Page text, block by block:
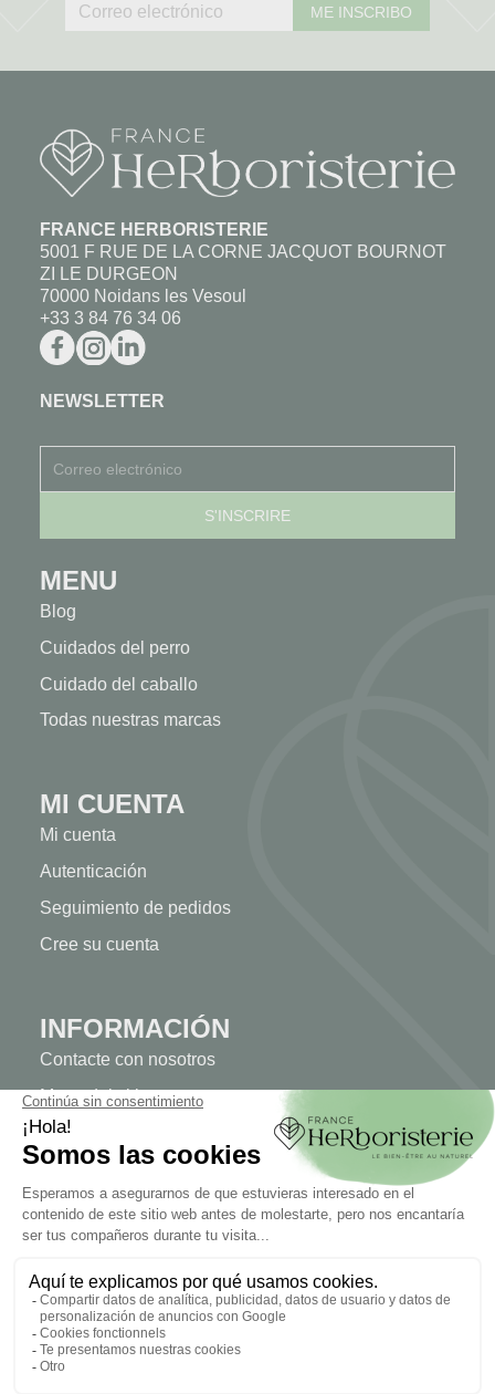
ME INSCRIBO
FRANCE HERBORISTERIE
5001 F RUE DE LA CORNE JACQUOT BOURNOT
ZI LE DURGEON
70000 Noidans les Vesoul
+33 3 84 76 34 06
NEWSLETTER
MENU
Blog
Cuidados del perro
Cuidado del caballo
Todas nuestras marcas
MI CUENTA
Mi cuenta
Autenticación
Seguimiento de pedidos
Cree su cuenta
INFORMACIÓN
Contacte con nosotros
Mapa del sitio
Nuestra herboristería
Entrega
Pago seguro
INFORMACIÓN JURÍDICA
Información jurídica
Condiciones generales de venta